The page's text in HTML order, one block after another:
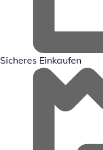
Sicheres Einkaufen